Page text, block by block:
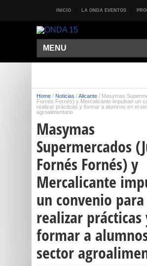
INICIO LA ONDA EVENTOS
MENU
Home / Noticias /Alicante / Masymas
Fornés Fornés) y Mercalicante impulsan un
realizar prácticas y formar a alumnos en el
agroalimentario
Masymas
Supermercados
Fornés Fornés) y
Mercalicante
un convenio para
realizar prácticas
formar a
sector